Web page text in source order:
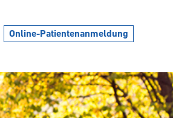
Online-Patientenanmeldung